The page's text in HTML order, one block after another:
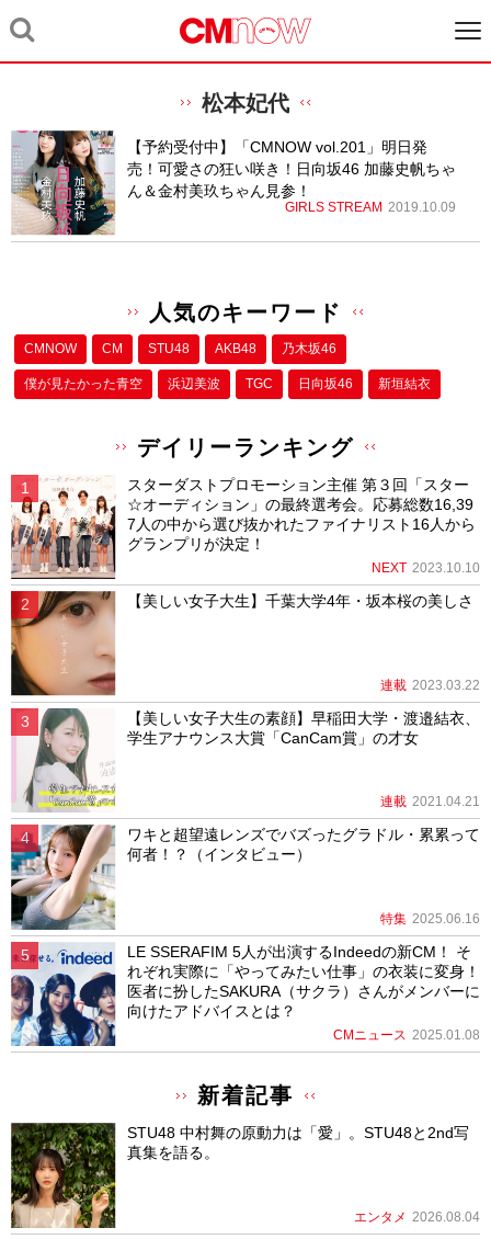
松本妃代
【予約受付中】「CMNOW vol.201」明日発
売！可愛さの狂い咲き！日向坂46 加藤史帆ちゃ
ん＆金村美玖ちゃん見参！
GIRLS STREAM 2019.10.09
人気のキーワード
CMNOW CM STU48 AKB48 乃木坂46
僕が⾒たかった⻘空 浜辺美波 TGC 日向坂46 新垣結衣
デイリーランキング
スターダストプロモーション主催 第３回「スター
☆オーディション」の最終選考会。応募総数16,39
7人の中から選び抜かれたファイナリスト16人から
グランプリが決定！
NEXT 2023.10.10
【美しい女子大生】千葉大学4年・坂本桜の美しさ
連載 2023.03.22
【美しい女子大生の素顔】早稲田大学・渡邉結衣、
学生アナウンス大賞「CanCam賞」の才女
連載 2021.04.21
ワキと超望遠レンズでバズったグラドル・累累って
何者！？（インタビュー）
特集 2025.06.16
LE SSERAFIM 5人が出演するIndeedの新CM！ そ
れぞれ実際に「やってみたい仕事」の衣装に変身！
医者に扮したSAKURA（サクラ）さんがメンバーに
向けたアドバイスとは？
CMニュース 2025.01.08
新着記事
STU48 中村舞の原動力は「愛」。STU48と2nd写
真集を語る。
エンタメ 2026.08.04